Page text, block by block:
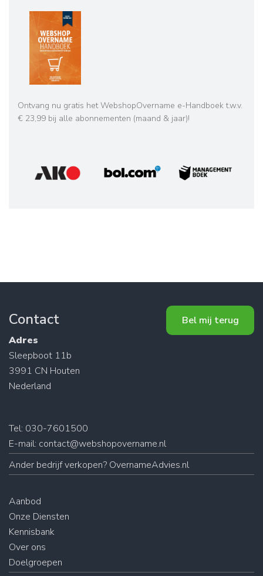
Ontvang nu gratis het WebshopOvername e-Handboek t.w.v.
€ 23,99 bij alle abonnementen (maand & jaar)!
Contact
Adres
Sleepboot 11b
3991 CN Houten
Nederland
Bel mij terug
Tel: 030-7601500
E-mail: contact@webshopovername.nl
Ander bedrijf verkopen? OvernameAdvies.nl
Aanbod
Onze Diensten
Kennisbank
Over ons
Doelgroepen